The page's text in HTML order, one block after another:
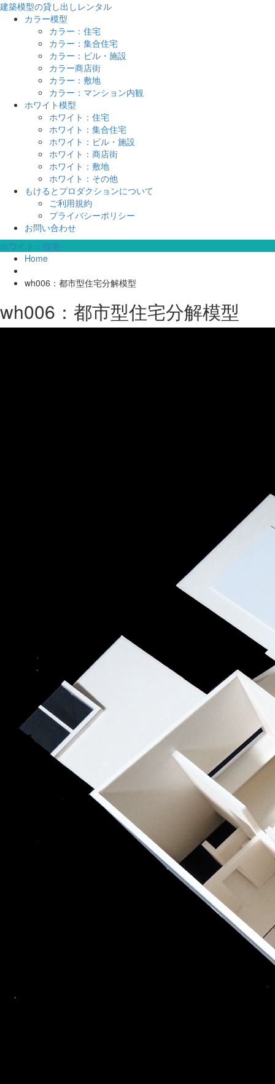
建築模型の貸し出しレンタル
カラー模型
カラー：住宅
カラー：集合住宅
カラー：ビル・施設
カラー商店街
カラー：敷地
カラー：マンション内観
ホワイト模型
ホワイト：住宅
ホワイト：集合住宅
ホワイト：ビル・施設
ホワイト：商店街
ホワイト：敷地
ホワイト：その他
もけるとプロダクションについて
ご利用規約
プライバシーポリシー
お問い合わせ
ホワイト：住宅
Home
wh006：都市型住宅分解模型
wh006：都市型住宅分解模型